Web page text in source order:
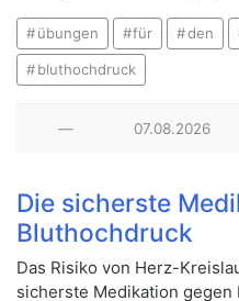
übungen für den
bluthochdruck
— 07.08.2026
Die sicherste
Bluthochdruck
Das Risiko von Herz-
sicherste Medikation gegen